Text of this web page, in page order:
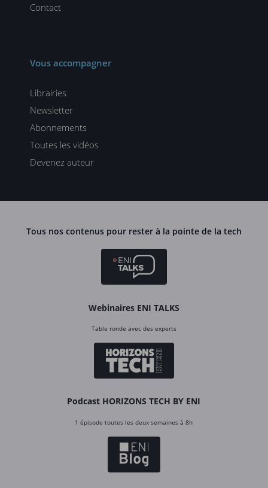
Contact
Vous accompagner
Librairies
Newsletter
Abonnements
Toutes les vidéos
Devenez auteur
Tous nos contenus pour rester à la pointe de la tech
Webinaires ENI TALKS
Table ronde avec des experts
Podcast HORIZONS TECH BY ENI
1 épisode toutes les deux semaines à 8h